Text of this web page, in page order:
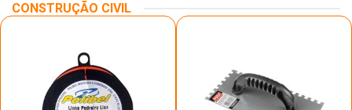
CONSTRUÇÃO CIVIL